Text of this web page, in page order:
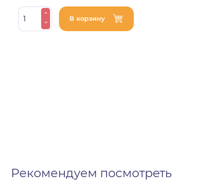
В корзину
Рекомендуем посмотреть